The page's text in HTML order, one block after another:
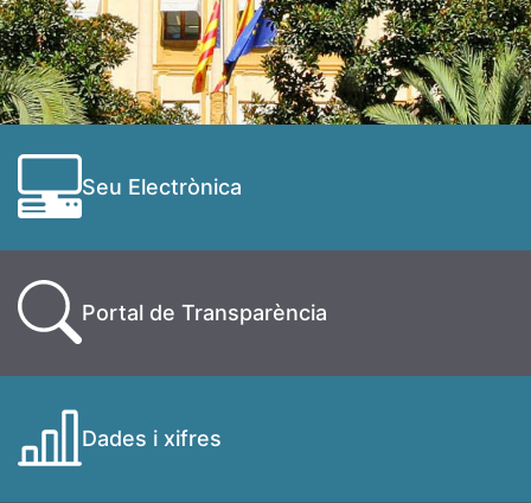
Seu Electrònica
Portal de Transparència
Dades i xifres